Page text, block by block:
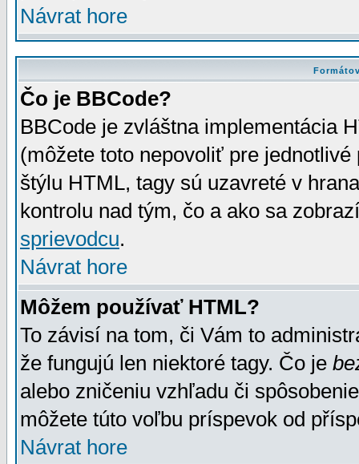
Návrat hore
Čo je BBCode?
BBCode je zvláštna implementácia
(môžete toto nepovoliť pre
štýlu HTML, tagy sú uzavreté v
kontrolu nad tým, čo a ako sa
sprievodcu.
Návrat hore
Môžem používať HTML?
To závisí na tom, či Vám to
že fungujú len niektoré tagy. Čo je
alebo zničeniu vzhľadu či
môžete túto voľbu príspevok od
Návrat hore